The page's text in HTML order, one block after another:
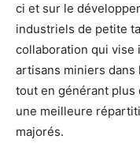
ci et sur le
industriels de petite
collaboration qui vise
artisans miniers dans
tout en générant plus
une meilleure
majorés.